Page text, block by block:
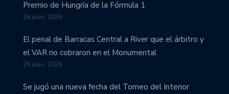
Premio de Hungría de la Fórmula 1
26 julio, 2026
El penal de Barracas Central a River que el árbitro y
el VAR no cobraron en el Monumental
26 julio, 2026
Se jugó una nueva fecha del Torneo del Interior